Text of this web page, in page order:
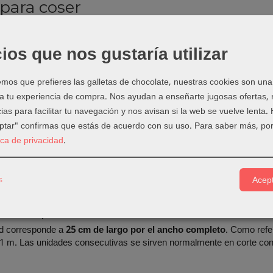
coser
faldas y conjuntos de punto.
camisones y ropa de descanso.
mangas, bolsillos y piezas coordinadas con jersey estampado.
combinar este color
puede utilizarse como protagonista o para coordinar un
ambos tejidos, ya que dos telas visualmente similares pueden
pueden variar ligeramente según la pantalla y la tintada. Para
compra suficiente cantidad de una misma partida.
corresponde a25 cm de largo por el ancho completo. Como
m. Las unidades consecutivas se sirven normalmente en corte
que nos gustaría utilizar
que prefieres las galletas de chocolate, nuestras cookies son
tu experiencia de compra. Nos ayudan a enseñarte jugosas ofertas,
para facilitar tu navegación y nos avisan si la web se vuelve lenta.
confirmas que estás de acuerdo con su uso. Para saber más,
de privacidad.